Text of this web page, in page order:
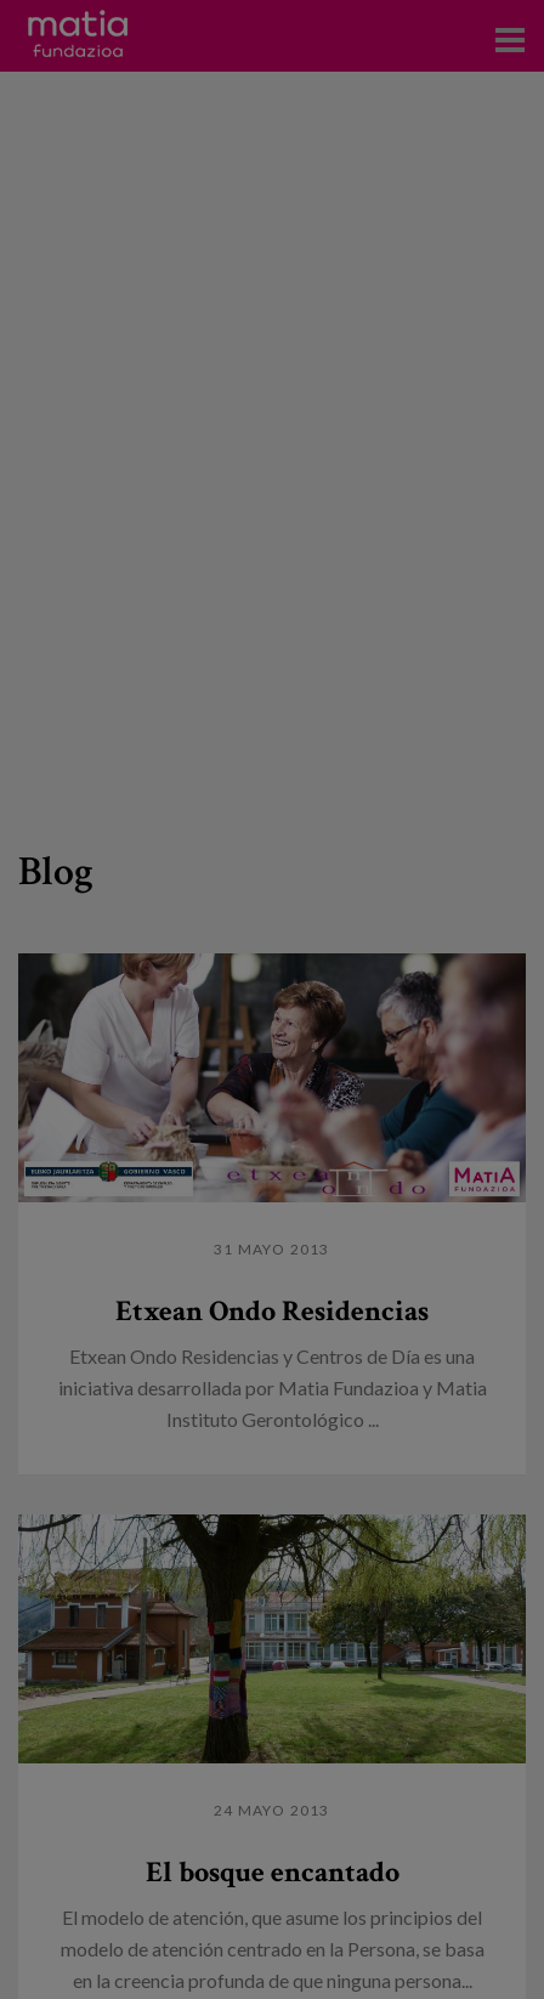
Blog
31 MAYO 2013
Etxean Ondo Residencias
Etxean Ondo Residencias y Centros de Día es una
iniciativa desarrollada por Matia Fundazioa y Matia
Instituto Gerontológico ...
24 MAYO 2013
El bosque encantado
El modelo de atención, que asume los principios del
modelo de atención centrado en la Persona, se basa
en la creencia profunda de que ninguna persona...